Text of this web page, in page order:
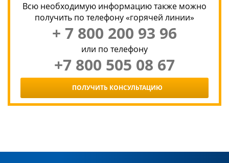
Всю необходимую информацию также можно
получить по телефону «горячей линии»
+ 7 800 200 93 96
или по телефону
+7 800 505 08 67
ПОЛУЧИТЬ КОНСУЛЬТАЦИЮ